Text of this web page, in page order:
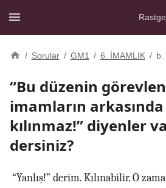
/ Sorular / GM1 / 6. İMAMLIK / b.
“Bu düzenin
imamların
kılınmaz!” diyenler
dersiniz?
“Yanlış!” derim. Kılınabilir. O